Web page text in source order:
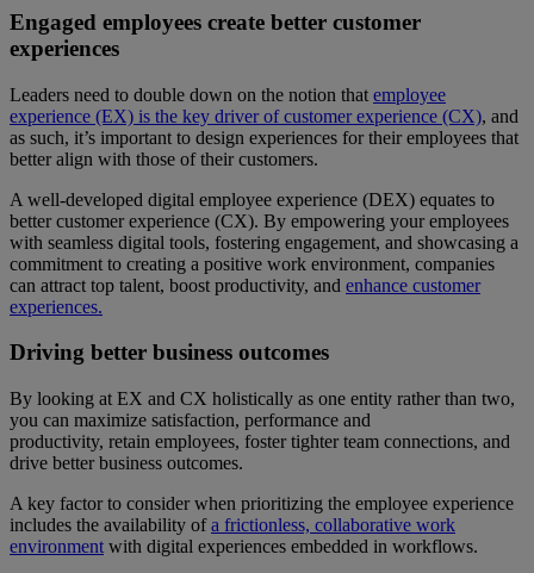
Engaged employees create better customer
experiences
Leaders need to double down on the notion that employee
experience (EX) is the key driver of customer experience (CX), and
as such, it’s important to design experiences for their employees that
better align with those of their customers.
A well-developed digital employee experience (DEX) equates to
better customer experience (CX). By empowering your employees
with seamless digital tools, fostering engagement, and showcasing a
commitment to creating a positive work environment, companies
can attract top talent, boost productivity, and enhance customer
experiences.
Driving better business outcomes
By looking at EX and CX holistically as one entity rather than two,
you can maximize satisfaction, performance and
productivity, retain employees, foster tighter team connections, and
drive better business outcomes.
A key factor to consider when prioritizing the employee experience
includes the availability ofa frictionless, collaborative work
environment with digital experiences embedded in workflows.